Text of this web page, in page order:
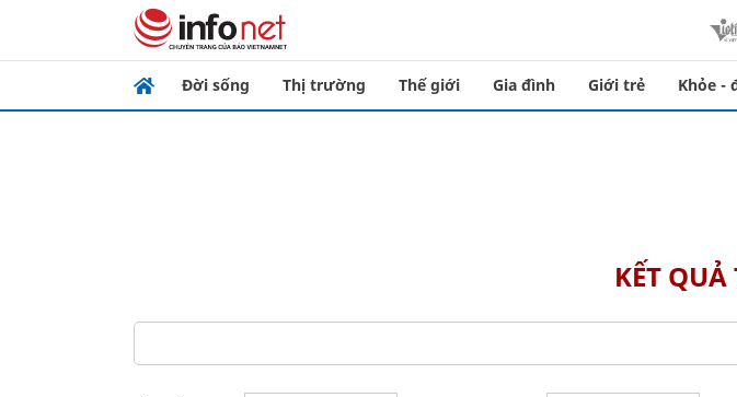
Đời sống Thị trường Thế giới Gia đình Giới trẻ Khỏe -
KẾT